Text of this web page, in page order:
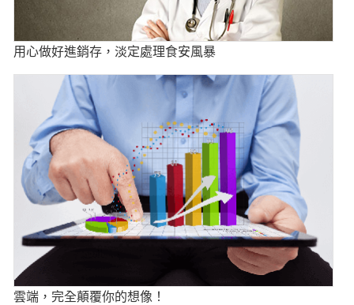
用心做好進銷存，淡定處理食安風暴
雲端，完全顛覆你的想像！